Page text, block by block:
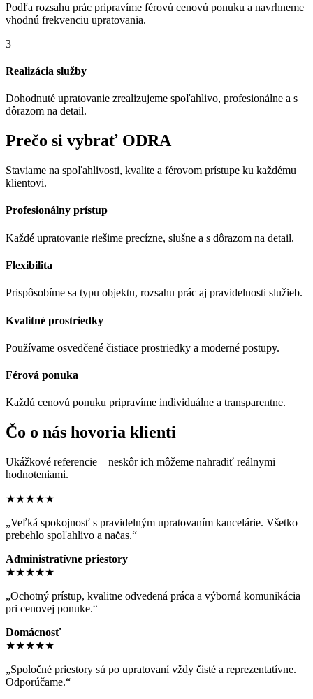
Podľa rozsahu prác pripravíme férovú cenovú ponuku a navrhneme
vhodnú frekvenciu upratovania.
3
Realizácia služby
Dohodnuté upratovanie zrealizujeme spoľahlivo, profesionálne a s
dôrazom na detail.
Prečo si vybrať ODRA
Staviame na spoľahlivosti, kvalite a férovom prístupe ku každému
klientovi.
Profesionálny prístup
Každé upratovanie riešime precízne, slušne a s dôrazom na detail.
Flexibilita
Prispôsobíme sa typu objektu, rozsahu prác aj pravidelnosti služieb.
Kvalitné prostriedky
Používame osvedčené čistiace prostriedky a moderné postupy.
Férová ponuka
Každú cenovú ponuku pripravíme individuálne a transparentne.
Čo o nás hovoria klienti
Ukážkové referencie – neskôr ich môžeme nahradiť reálnymi
hodnoteniami.
★★★★★
„Veľká spokojnosť s pravidelným upratovaním kancelárie. Všetko
prebehlo spoľahlivo a načas.“
Administratívne priestory
★★★★★
„Ochotný prístup, kvalitne odvedená práca a výborná komunikácia
pri cenovej ponuke.“
Domácnosť
★★★★★
„Spoločné priestory sú po upratovaní vždy čisté a reprezentatívne.
Odporúčame.“